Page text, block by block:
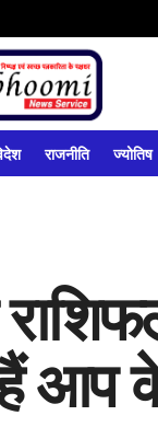
राजनीति ज्योतिष
आप के